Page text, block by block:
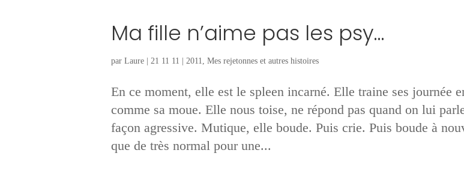
Ma fille n’aime pas les psy…
par Laure| 21 11 11 2011, Mes rejetonnes et autres histoires
En ce moment, elle est le spleen incarné. Elle traine ses journée
comme sa moue. Elle nous toise, ne répond pas quand on lui
façon agressive. Mutique, elle boude. Puis crie. Puis boude à
que de très normal pour une...